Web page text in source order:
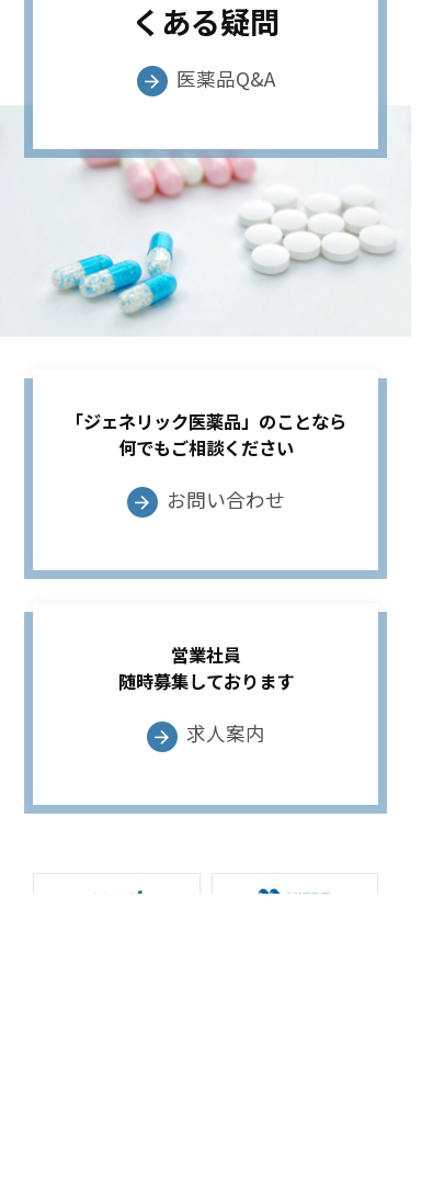
くある疑問
arrow_forward 医薬品Q&A
「ジェネリック医薬品」のことなら
何でもご相談ください
arrow_forward お問い合わせ
営業社員
随時募集しております
arrow_forward 求人案内